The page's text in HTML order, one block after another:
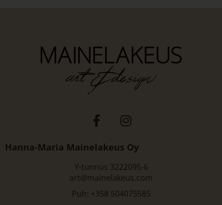
Hanna-Maria Mainelakeus Oy
Y-tunnus 3222095-6
art@mainelakeus.com
Puh: +358 504075585